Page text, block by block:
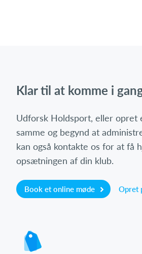
Klar til at komme i
Udforsk Holdsport, eller opret
samme og begynd at
kan også kontakte os for at få
opsætningen af din klub.
Book et online møde Opret